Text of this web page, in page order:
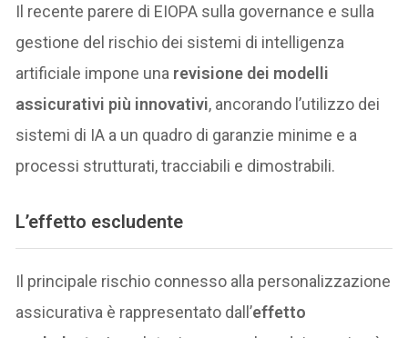
Il recente parere di EIOPA sulla governance e sulla
gestione del rischio dei sistemi di intelligenza
artificiale impone una revisione dei modelli
assicurativi più innovativi, ancorando l’utilizzo dei
sistemi di IA a un quadro di garanzie minime e a
processi strutturati, tracciabili e dimostrabili.
L’effetto escludente
Il principale rischio connesso alla personalizzazione
assicurativa è rappresentato dall’effetto